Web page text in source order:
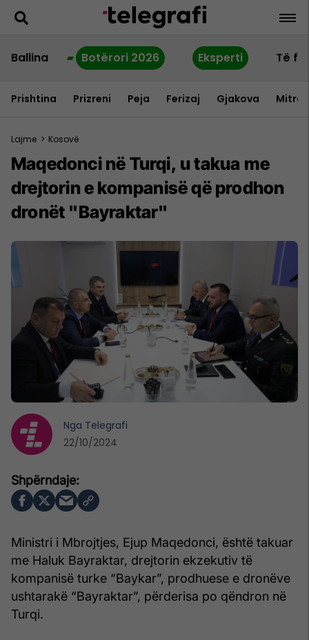
Ballina Botërori 2026 Eksperti Të
Prishtina Prizreni Peja Ferizaj Gjakova
Lajme > Kosovë
Maqedonci në Turqi, u takua me
drejtorin e kompanisë që prodhon
dronët "Bayraktar"
Ministri i Mbrojtjes, Ejup Maqedonci, është takuar
me Haluk Bayraktar, drejtorin ekzekutiv të
kompanisë turke “Baykar”, prodhuese e dronëve
ushtarakë “Bayraktar”, përderisa po qëndron në
Turqi.
Nga Telegrafi
22/10/2024